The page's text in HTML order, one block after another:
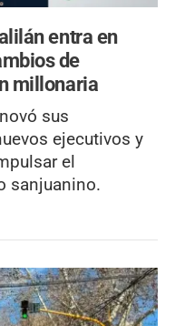
entra en
de
millonaria
sus
ejecutivos y
el
sanjuanino.